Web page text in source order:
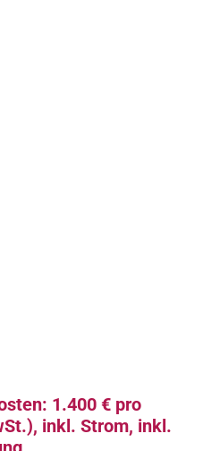
1.400 € pro
inkl. Strom, inkl.